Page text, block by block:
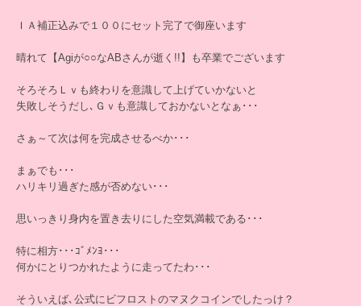
ＩＡ補正込みで１００にセット完了で御座います
晴れて【Agiが○○なABさんが逝く!!】も卒業でございます
そろそろＬｖも終わりを意識して上げていかないと
失敗しそうだし､Ｇｖも意識しておかないとなぁ･･･
さぁ～て次は何を完成させるべか･･･
まぁでも･･･
ハリキリ過ぎた感が否めない･･･
思いっきり身内を置き去りにした空気満載である･･･
特に相方･･･ｺﾞﾒﾝﾖ･･･
何かにとりつかれたように走ってたわ･･･
そういえば､公式にビフロストのマヌクコインでしたっけ？